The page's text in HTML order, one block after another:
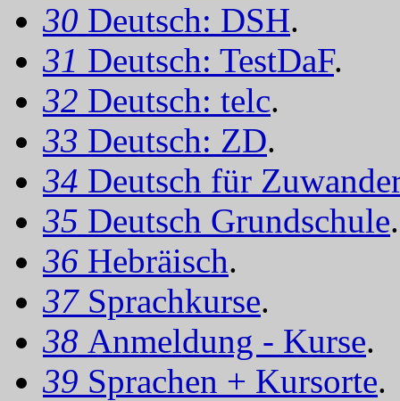
30 Deutsch: DSH.
31 Deutsch: TestDaF.
32 Deutsch: telc.
33 Deutsch: ZD.
34 Deutsch für
35 Deutsch Grundschule.
36 Hebräisch.
37 Sprachkurse.
38 Anmeldung - Kurse.
39 Sprachen + Kursorte.